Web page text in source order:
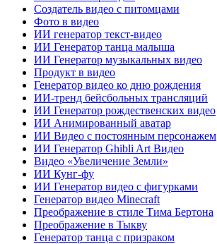
Создатель видео с питомцами
Фото в видео
ИИ генератор текст-видео
ИИ Генератор танца малыша
ИИ Генератор музыкальных видео
Продукт в видео
Генератор видео ко дню рождения
ИИ-тренд бейсбольных трансляций
ИИ Генератор рождественских видео
ИИ Анимированный аватар
ИИ Видео с постоянным персонажем
ИИ Генератор Ghibli Art Видео
Видео «Увеличение Земли»
ИИ Кунг-фу
ИИ Генератор видео с фигурками
Генератор видео Minecraft
Преображение в стиле Тима Бертона
Преображение в Тыкву
Генератор танца с призраком